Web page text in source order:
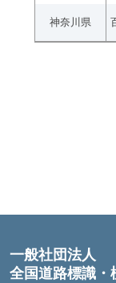
神奈川県
一般社団法人
全国道路標識・